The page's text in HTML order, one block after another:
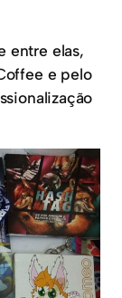
entre elas,
e pelo